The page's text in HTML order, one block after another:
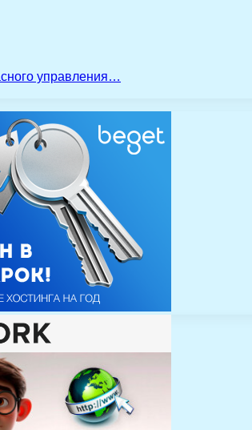
управления…